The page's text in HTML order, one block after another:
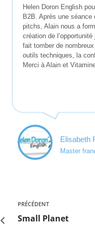
Helen Doron English
B2B. Après une
pitchs, Alain nous a
création de
fait tomber de
outils techniques, la
Merci à Alain et
Elisabeth
Master
PRÉCÉDENT
Small Planet